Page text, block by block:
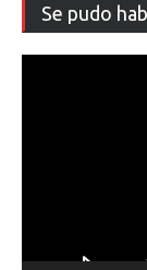
Se pudo